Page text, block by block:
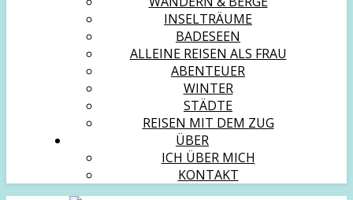
INSELTRÄUME
BADESEEN
ALLEINE REISEN ALS FRAU
ABENTEUER
WINTER
STÄDTE
REISEN MIT DEM ZUG
ÜBER
ICH ÜBER MICH
KONTAKT